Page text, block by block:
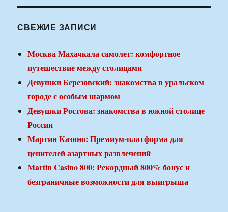
СВЕЖИЕ ЗАПИСИ
Москва Махачкала самолет: комфортное
путешествие между столицами
Девушки Березовский: знакомства в уральском
городе с особым шармом
Девушки Ростова: знакомства в южной столице
России
Мартин Казино: Премиум-платформа для
ценителей азартных развлечений
Martin Casino 800: Рекордный 800% бонус и
безграничные возможности для выигрыша